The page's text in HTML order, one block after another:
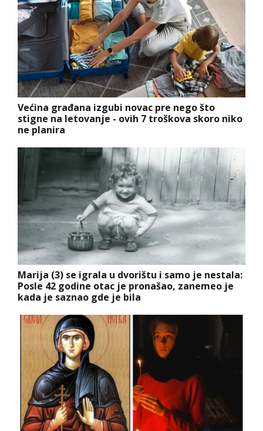
Većina građana izgubi novac pre nego što
stigne na letovanje - ovih 7 troškova skoro niko
ne planira
Marija (3) se igrala u dvorištu i samo je nestala:
Posle 42 godine otac je pronašao, zanemeo je
kada je saznao gde je bila